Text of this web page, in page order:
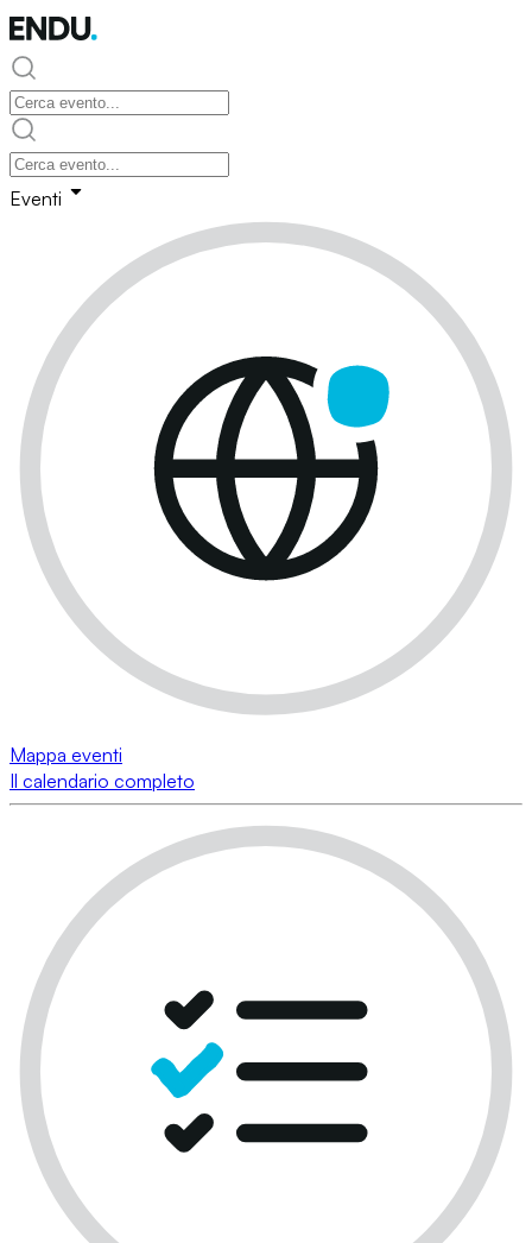
Eventi
Mappa eventi
Il calendario completo